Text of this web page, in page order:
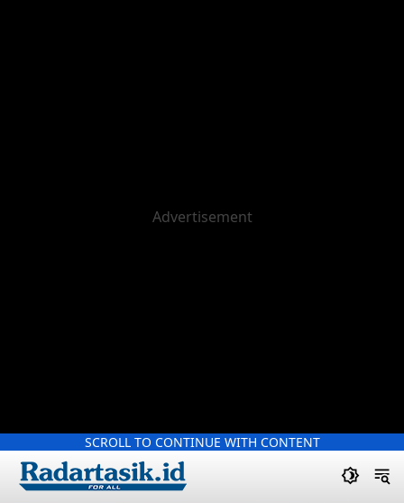
SCROLL TO CONTINUE WITH CONTENT